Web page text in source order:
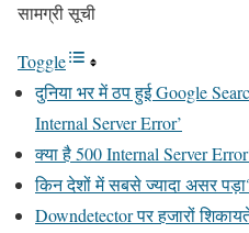
सामग्री सूची
Toggle
दुनिया भर में ठप हुई Google
Internal Server Error’
क्या है 500 Internal Server
किन देशों में सबसे ज्यादा असर
Downdetector पर हजारों